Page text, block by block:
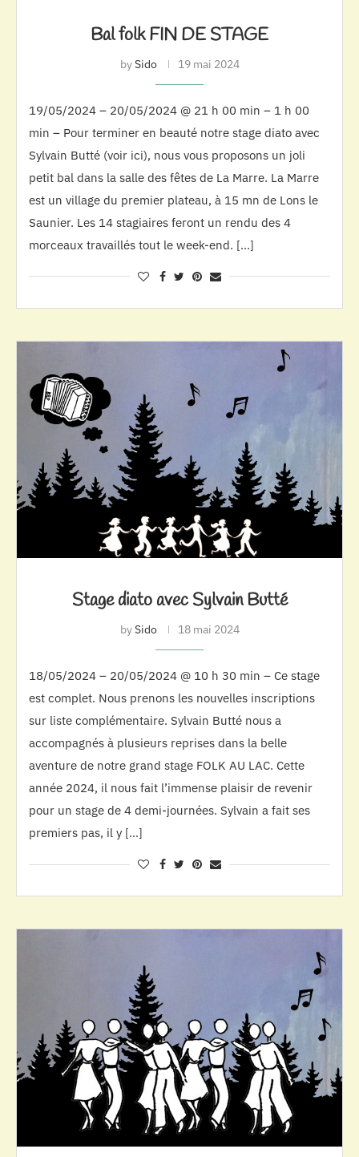
Bal folk FIN DE STAGE
bySido 19 mai 2024
19/05/2024 – 20/05/2024 @ 21 h 00 min – 1 h 00
min – Pour terminer en beauté notre stage diato avec
Sylvain Butté (voir ici), nous vous proposons un joli
petit bal dans la salle des fêtes de La Marre. La Marre
est un village du premier plateau, à 15 mn de Lons le
Saunier. Les 14 stagiaires feront un rendu des 4
morceaux travaillés tout le week-end. […]
Stage diato avec Sylvain Butté
bySido 18 mai 2024
18/05/2024 – 20/05/2024 @ 10 h 30 min – Ce stage
est complet. Nous prenons les nouvelles inscriptions
sur liste complémentaire. Sylvain Butté nous a
accompagnés à plusieurs reprises dans la belle
aventure de notre grand stage FOLK AU LAC. Cette
année 2024, il nous fait l’immense plaisir de revenir
pour un stage de 4 demi-journées. Sylvain a fait ses
premiers pas, il y […]